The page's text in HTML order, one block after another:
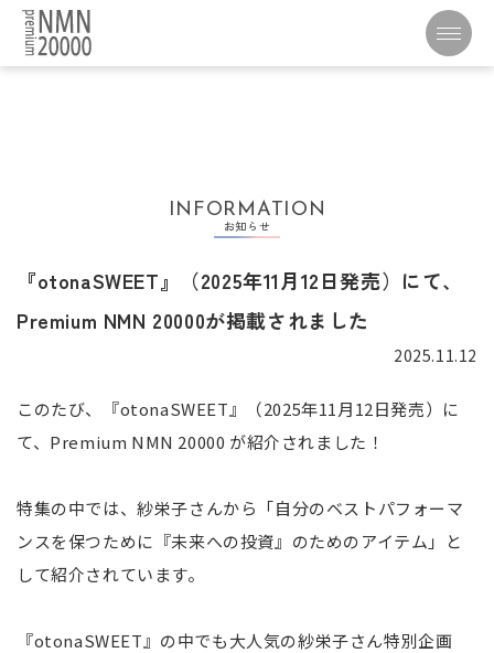
INFORMATION
お知らせ
『otonaSWEET』（2025年11月12日発売）にて、
Premium NMN 20000が掲載されました
2025.11.12
このたび、『otonaSWEET』（2025年11月12日発売）に
て、Premium NMN 20000 が紹介されました！
特集の中では、紗栄子さんから「自分のベストパフォーマ
ンスを保つために『未来への投資』のためのアイテム」と
して紹介されています。
『otonaSWEET』の中でも大人気の紗栄子さん特別企画